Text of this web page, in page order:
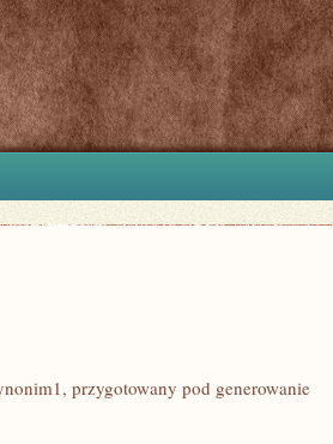
przygotowany pod generowanie